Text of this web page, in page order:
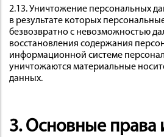
2.13. Уничтожение персональных
в результате которых
безвозвратно с невозможностью
восстановления содержания
информационной системе
уничтожаются материальные
данных.
3. Основные права